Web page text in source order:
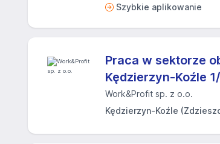
Szybkie aplikowanie
Praca w sektorze
Kędzierzyn-Koźle
Work&Profit sp. z o.o.
Kędzierzyn-Koźle